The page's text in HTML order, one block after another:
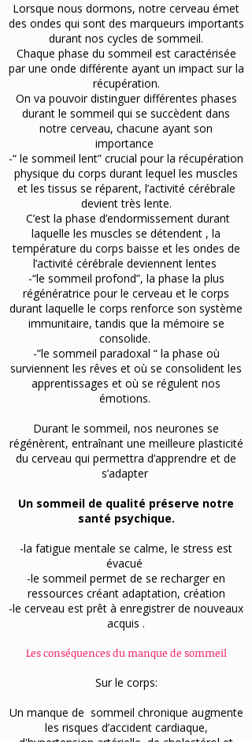
Lorsque nous dormons, notre cerveau émet
des ondes qui sont des marqueurs importants
durant nos cycles de sommeil.
Chaque phase du sommeil est caractérisée
par une onde différente ayant un impact sur la
récupération.
On va pouvoir distinguer différentes phases
durant le sommeil qui se succèdent dans
notre cerveau, chacune ayant son
importance
-“ le sommeil lent” crucial pour la récupération
physique du corps durant lequel les muscles
et les tissus se réparent, l’activité cérébrale
devient très lente.
C’est la phase d’endormissement durant
laquelle les muscles se détendent , la
température du corps baisse et les ondes de
l’activité cérébrale deviennent lentes
-“le sommeil profond”, la phase la plus
régénératrice pour le cerveau et le corps
durant laquelle le corps renforce son système
immunitaire, tandis que la mémoire se
consolide.
-”le sommeil paradoxal “ la phase où
surviennent les rêves et où se consolident les
apprentissages et où se régulent nos
émotions.
Durant le sommeil, nos neurones se
régénèrent, entraînant une meilleure plasticité
du cerveau qui permettra d’apprendre et de
s’adapter
Un sommeil de qualité préserve notre
santé psychique.
-la fatigue mentale se calme, le stress est
évacué
-le sommeil permet de se recharger en
ressources créant adaptation, création
-le cerveau est prêt à enregistrer de nouveaux
acquis .
Les conséquences du manque de sommeil
Sur le corps:
Un manque de sommeil chronique augmente
les risques d’accident cardiaque,